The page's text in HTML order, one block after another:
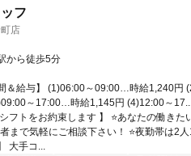
フ
店
から徒歩5分
＆給与】 (1)06:00～09:00…時給1,240円
～17:00…時給1,145円 (4)12:00～
フトをお約束します 】 ⭐あなたの働きた
まで気軽にご相談下さい！ ⭐夜勤帯は2
大手コ...